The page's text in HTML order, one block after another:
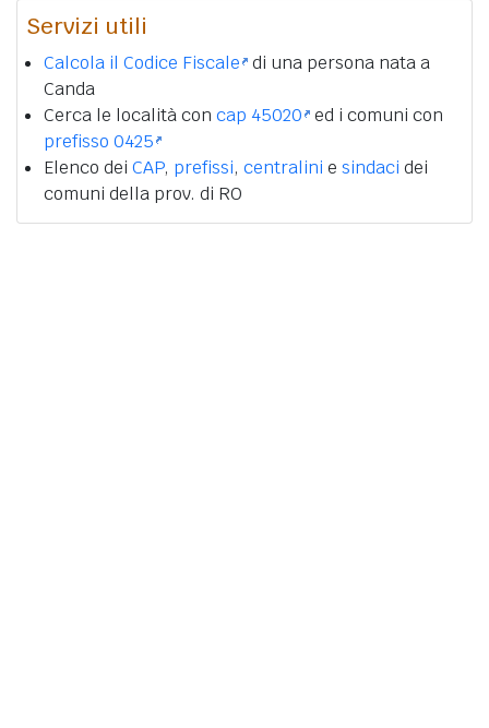
Servizi utili
Calcola il Codice Fiscale di una persona nata a
Canda
Cerca le località con cap 45020 ed i comuni con
prefisso 0425
Elenco dei CAP, prefissi, centralini e sindaci dei
comuni della prov. di RO